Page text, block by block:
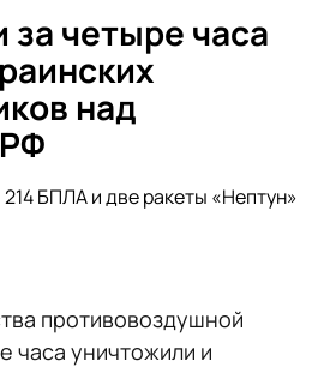
четыре часа
над
БПЛА и две ракеты «Нептун»
противовоздушной
часа уничтожили и